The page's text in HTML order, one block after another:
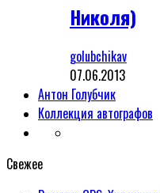
Николя)
golubchikav
07.06.2013
Антон Голубчик
Коллекция автографов
Свежее